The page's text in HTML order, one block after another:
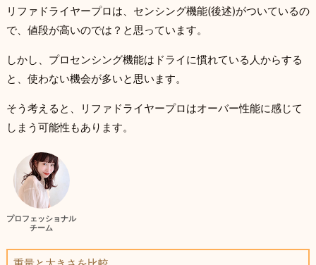
リファドライヤープロは、センシング機能(後述)がついているの
で、値段が高いのでは？と思っています。
しかし、プロセンシング機能はドライに慣れている人からする
と、使わない機会が多いと思います。
そう考えると、リファドライヤープロはオーバー性能に感じて
しまう可能性もあります。
プロフェッショナル
チーム